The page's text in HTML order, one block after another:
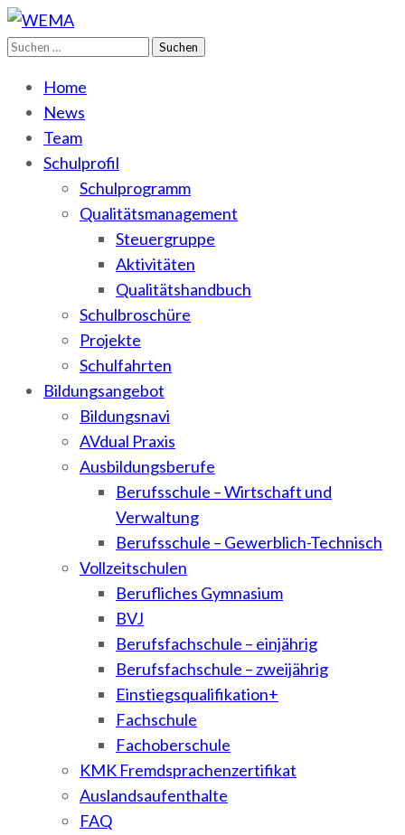
WEMA
BbS I des Salzlandkreises
Suchen
Home
News
Team
Schulprofil
Schulprogramm
Qualitätsmanagement
Steuergruppe
Aktivitäten
Qualitätshandbuch
Schulbroschüre
Projekte
Schulfahrten
Bildungsangebot
Bildungsnavi
AVdual Praxis
Ausbildungsberufe
Berufsschule – Wirtschaft und
Verwaltung
Berufsschule – Gewerblich-Technisch
Vollzeitschulen
Berufliches Gymnasium
BVJ
Berufsfachschule – einjährig
Berufsfachschule – zweijährig
Einstiegsqualifikation+
Fachschule
Fachoberschule
KMK Fremdsprachenzertifikat
Auslandsaufenthalte
FAQ